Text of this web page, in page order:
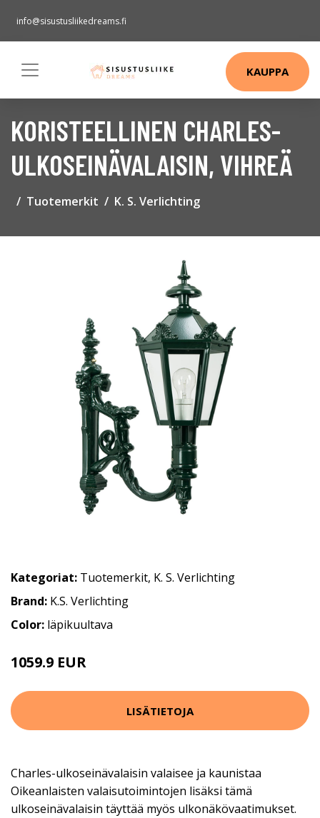
info@sisustusliikedreams.fi
KAUPPA
KORISTEELLINEN CHARLES-
ULKOSEINÄVALAISIN, VIHREÄ
Tuotemerkit K. S. Verlichting
Kategoriat: Tuotemerkit, K. S. Verlichting
Brand: K.S. Verlichting
Color: läpikuultava
1059.9 EUR
LISÄTIETOJA
Charles-ulkoseinävalaisin valaisee ja kaunistaa
Oikeanlaisten valaisutoimintojen lisäksi tämä
ulkoseinävalaisin täyttää myös ulkonäkövaatimukset.